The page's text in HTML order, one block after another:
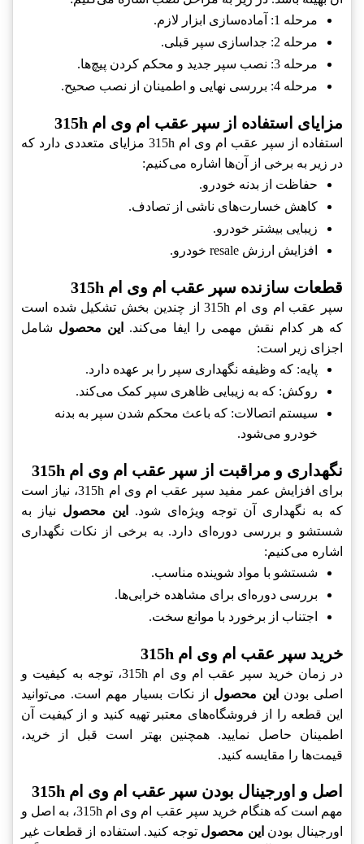
مرحله 1: آماده‌سازی ابزار لازم.
مرحله 2: جداسازی سپر قبلی.
مرحله 3: نصب سپر جدید و محکم کردن پیچ‌ها.
مرحله 4: بررسی نهایی و اطمینان از نصب صحیح.
مزایای استفاده از سپر عقب ام وی ام 315h
استفاده از سپر عقب ام وی ام 315h مزایای متعددی دارد که
در زیر به برخی از آن‌ها اشاره می‌کنیم:
حفاظت از بدنه خودرو.
کاهش خسارت‌های ناشی از تصادف.
زیبایی بیشتر خودرو.
افزایش ارزش resale خودرو.
قطعات سازنده سپر عقب ام وی ام 315h
سپر عقب ام وی ام 315h از چندین بخش تشکیل شده است
که هر کدام نقش مهمی را ایفا می‌کند.
این محصول شامل
اجزای زیر است:
پایه: که وظیفه نگهداری سپر را بر عهده دارد.
روکش: که به زیبایی ظاهری سپر کمک می‌کند.
سیستم اتصالات: که باعث محکم شدن سپر به بدنه
خودرو می‌شود.
نگهداری و مراقبت از سپر عقب ام وی ام 315h
برای افزایش عمر مفید سپر عقب ام وی ام 315h، نیاز است
که به نگهداری آن توجه ویژه‌ای شود.
این محصول نیاز به
شستشو و بررسی دوره‌ای دارد. به برخی از نکات نگهداری
اشاره می‌کنیم:
شستشو با مواد شوینده مناسب.
بررسی دوره‌ای برای مشاهده خرابی‌ها.
اجتناب از برخورد با موانع سخت.
خرید سپر عقب ام وی ام 315h
در زمان خرید سپر عقب ام وی ام 315h، توجه به کیفیت و
اصلی بودن
این محصول از نکات بسیار مهم است. می‌توانید
این قطعه را از فروشگاه‌های معتبر تهیه کنید و از کیفیت آن
اطمینان حاصل نمایید. همچنین بهتر است قبل از خرید،
قیمت‌ها را مقایسه کنید.
اصل و اورجینال بودن سپر عقب ام وی ام 315h
مهم است که هنگام خرید سپر عقب ام وی ام 315h، به اصل و
اورجینال بودن این محصول توجه کنید. استفاده از قطعات غیر